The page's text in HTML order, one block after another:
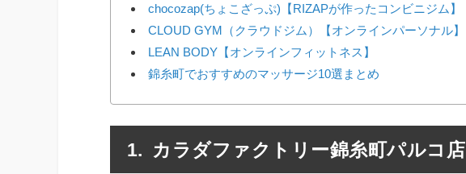
chocozap(ちょこざっぷ)【RIZAPが作ったコンビニジム】
CLOUD GYM（クラウドジム）【オンラインパーソナル】
LEAN BODY【オンラインフィットネス】
錦糸町でおすすめのマッサージ10選まとめ
カラダファクトリー錦糸町パルコ店